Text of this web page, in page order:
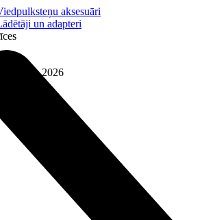
aksesuāri
un adapteri
2026
22:31